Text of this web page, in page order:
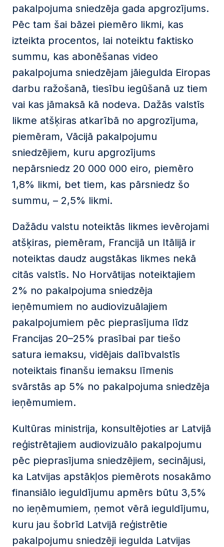
pakalpojuma sniedzēja gada apgrozījums.
Pēc tam šai bāzei piemēro likmi, kas
izteikta procentos, lai noteiktu faktisko
summu, kas abonēšanas video
pakalpojuma sniedzējam jāiegulda Eiropas
darbu ražošanā, tiesību iegūšanā uz tiem
vai kas jāmaksā kā nodeva. Dažās valstīs
likme atšķiras atkarībā no apgrozījuma,
piemēram, Vācijā pakalpojumu
sniedzējiem, kuru apgrozījums
nepārsniedz 20 000 000 eiro, piemēro
1,8% likmi, bet tiem, kas pārsniedz šo
summu, – 2,5% likmi.
Dažādu valstu noteiktās likmes ievērojami
atšķiras, piemēram, Francijā un Itālijā ir
noteiktas daudz augstākas likmes nekā
citās valstīs. No Horvātijas noteiktajiem
2% no pakalpojuma sniedzēja
ieņēmumiem no audiovizuālajiem
pakalpojumiem pēc pieprasījuma līdz
Francijas 20–25% prasībai par tiešo
satura iemaksu, vidējais dalībvalstīs
noteiktais finanšu iemaksu līmenis
svārstās ap 5% no pakalpojuma sniedzēja
ieņēmumiem.
Kultūras ministrija, konsultējoties ar Latvijā
reģistrētajiem audiovizuālo pakalpojumu
pēc pieprasījuma sniedzējiem, secinājusi,
ka Latvijas apstākļos piemērots nosakāmo
finansiālo ieguldījumu apmērs būtu 3,5%
no ieņēmumiem, ņemot vērā ieguldījumu,
kuru jau šobrīd Latvijā reģistrētie
pakalpojumu sniedzēji iegulda Latvijas